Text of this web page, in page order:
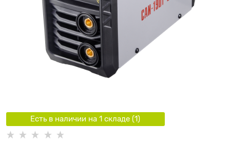
Есть в наличии на 1 складe (1)